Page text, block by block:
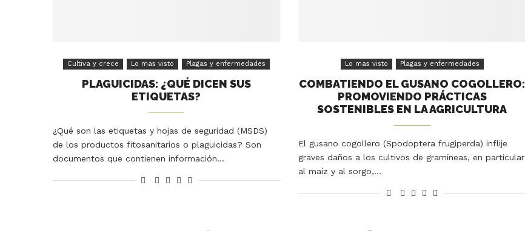
Cultiva y crece Lo mas visto Plagas y enfermedades
PLAGUICIDAS: ¿QUÉ DICEN SUS
ETIQUETAS?
¿Qué son las etiquetas y hojas de seguridad (MSDS)
de los productos fitosanitarios o plaguicidas? Son
documentos que contienen información…
Lo mas visto Plagas y enfermedades
COMBATIENDO EL GUSANO COGOLLERO:
PROMOVIENDO PRÁCTICAS
SOSTENIBLES EN LA AGRICULTURA
El gusano cogollero (Spodoptera frugiperda) inflije
graves daños a los cultivos de gramíneas, en particular
al maíz y al sorgo,…